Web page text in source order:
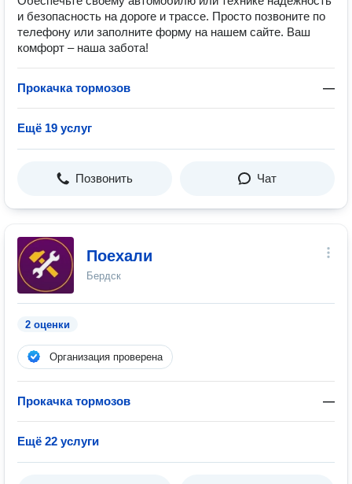
и безопасность на дороге и трассе. Просто позвоните по
телефону или заполните форму на нашем сайте. Ваш
комфорт – наша забота!
Прокачка тормозов —
Ещё 19 услуг
Позвонить Чат
Поехали
Бердск
2 оценки
Организация проверена
Прокачка тормозов —
Ещё 22 услуги